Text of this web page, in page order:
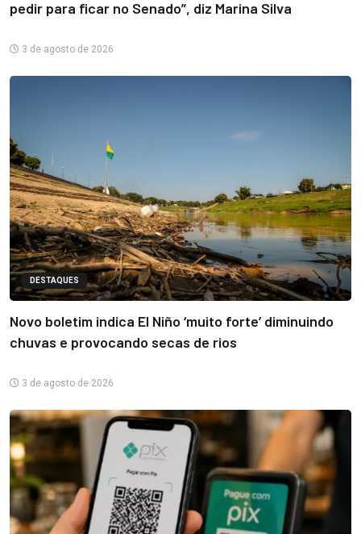
pedir para ficar no Senado”, diz Marina Silva
3 de agosto de 2026
DESTAQUES
Novo boletim indica El Niño ‘muito forte’ diminuindo
chuvas e provocando secas de rios
3 de agosto de 2026